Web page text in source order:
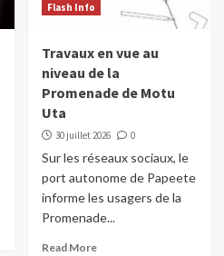
Flash Info
Travaux en vue au
niveau de la
Promenade de Motu
Uta
30 juillet 2026 0
Sur les réseaux sociaux, le
port autonome de Papeete
informe les usagers de la
Promenade...
Read More